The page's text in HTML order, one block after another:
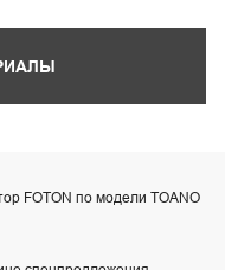
FOTON по модели TOANO